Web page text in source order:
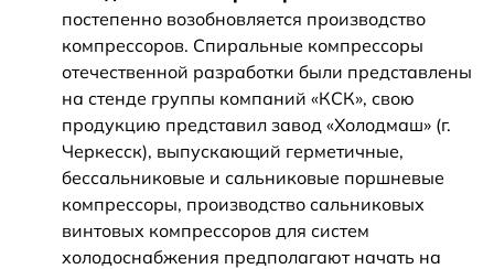
постепенно возобновляется производство
компрессоров. Спиральные компрессоры
отечественной разработки были представлены
на стенде группы компаний «КСК», свою
продукцию представил завод «Холодмаш» (г.
Черкесск), выпускающий герметичные,
бессальниковые и сальниковые поршневые
компрессоры, производство сальниковых
винтовых компрессоров для систем
холодоснабжения предполагают начать на